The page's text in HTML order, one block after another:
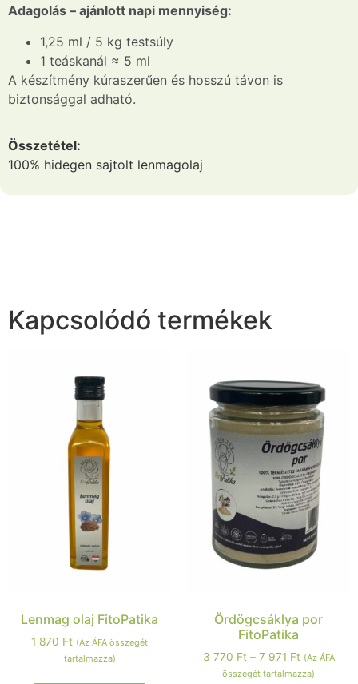
Adagolás – ajánlott napi mennyiség:
1,25 ml / 5 kg testsúly
1 teáskanál ≈ 5 ml
A készítmény kúraszerűen és hosszú távon is
biztonsággal adható.
Összetétel:
100% hidegen sajtolt lenmagolaj
Kapcsolódó termékek
Lenmag olaj FitoPatika
1 870 Ft (Az ÁFA összegét
tartalmazza)
Ördögcsáklya por
FitoPatika
3 770 Ft – 7 971 Ft (Az ÁFA
összegét tartalmazza)